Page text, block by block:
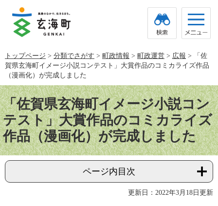
で
す。
ば
し
文
へ
トップページ > 分類でさがす > 町政情報 > 町政運営 > 広報 >
「佐
賀県玄海町イメージ小説コンテスト」大賞作品のコミカライズ作品
（漫画化）が完成しました
本
文「佐賀県玄海町イメージ小説コン
テスト」大賞作品のコミカライズ
作品（漫画化）が完成しました
ページ内目次
更新日：2022年3月18日更新